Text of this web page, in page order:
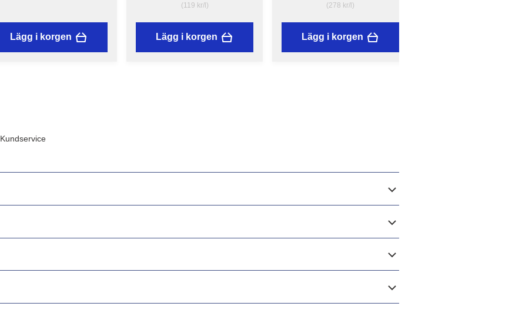
Lägg i korgen
(119 kr/l)
Lägg i korgen
(278 kr/l)
Lägg i korgen
Kundservice